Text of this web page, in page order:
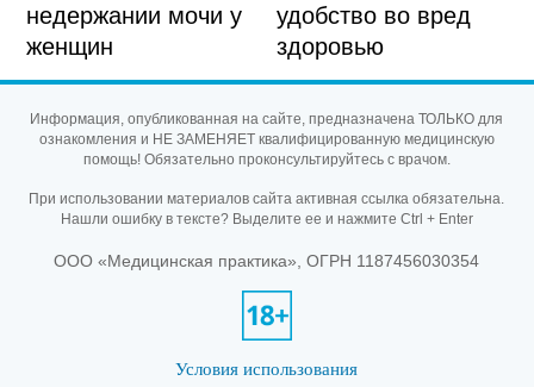
недержании мочи у
женщин
удобство во вред
здоровью
Информация, опубликованная на сайте, предназначена ТОЛЬКО для
ознакомления и НЕ ЗАМЕНЯЕТ квалифицированную медицинскую
помощь! Обязательно проконсультируйтесь с врачом.
При использовании материалов сайта активная ссылка обязательна.
Нашли ошибку в тексте? Выделите ее и нажмите Ctrl + Enter
ООО «Медицинская практика», ОГРН 1187456030354
Условия использования